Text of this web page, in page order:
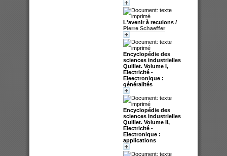
L'avenir à reculons /
Pierre Schaeffer
Encyclopédie des
sciences industrielles
Quillet. Volume I,
Electricité -
Eleectronique :
généralités
Encyclopédie des
sciences industrielles
Quillet. Volume II,
Electricité -
Electronique :
applications